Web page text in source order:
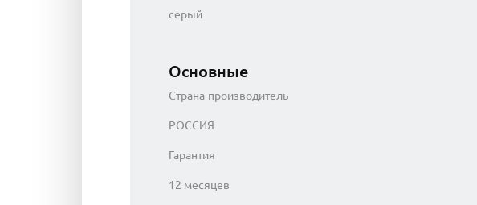
серый
Основные
Страна-производитель
РОССИЯ
Гарантия
12 месяцев